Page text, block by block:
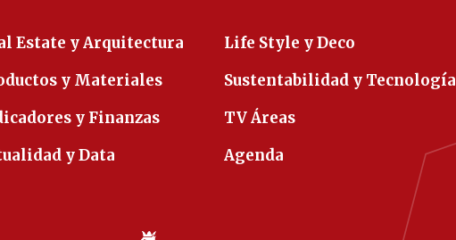
Estate y Arquitectura
y Materiales
y Finanzas
y Data
Life Style y Deco
Sustentabilidad y Tecnología
TV Áreas
Agenda